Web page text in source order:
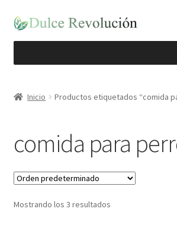
Ir
navegación
Ir
Complementos Nutricionales
Semillas
Stevia
Inicio Productos etiquetados “comida
comida para
Mostrando los 3 resultados